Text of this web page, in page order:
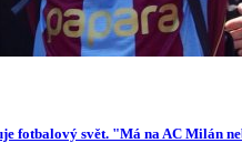
fotbalový svět. "Má na AC Milán